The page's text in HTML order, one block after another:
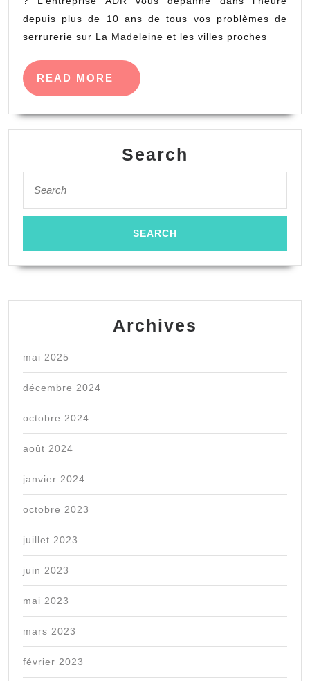
depuis plus de 10 ans de tous vos problèmes de
serrurerie sur La Madeleine et les villes proches
READ MORE
READ
MORE
Search
for:
Archives
mai 2025
décembre 2024
octobre 2024
août 2024
janvier 2024
octobre 2023
juillet 2023
juin 2023
mai 2023
mars 2023
février 2023